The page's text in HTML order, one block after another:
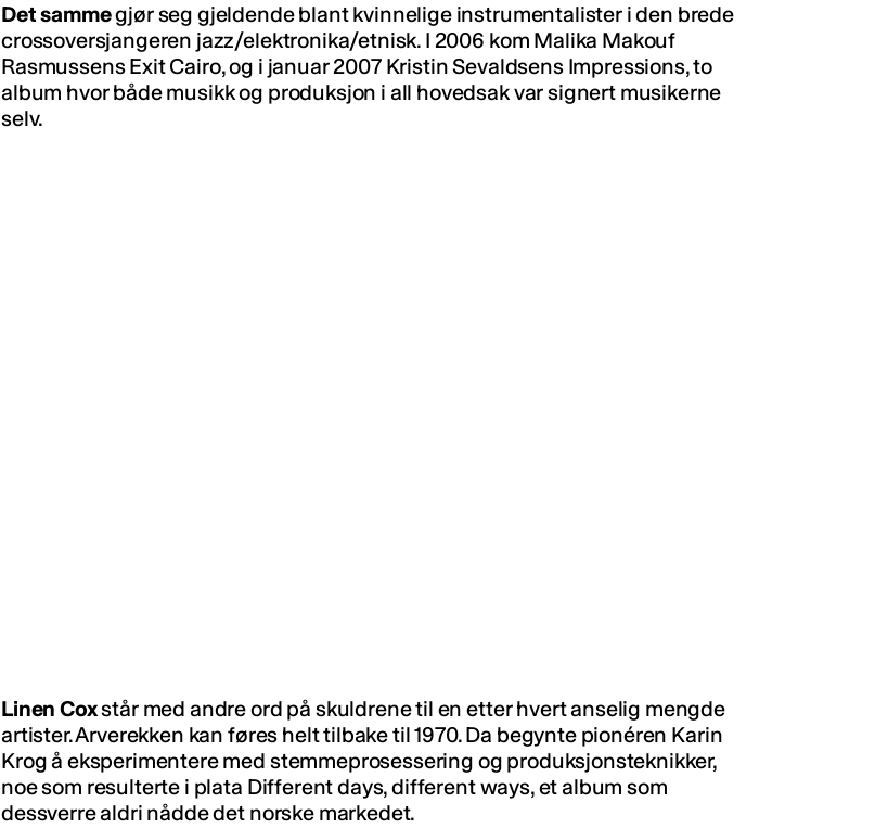
Det sammegjør seg gjeldende blant kvinnelige instrumentalister i den brede
crossoversjangeren jazz/elektronika/etnisk. I 2006 kom Malika Makouf
Rasmussens Exit Cairo, og i januar 2007 Kristin Sevaldsens Impressions, to
album hvor både musikk og produksjon i all hovedsak var signert musikerne
selv.
Linen Coxstår med andre ord på skuldrene til en etter hvert anselig mengde
artister. Arverekken kan føres helt tilbake til 1970. Da begynte pionéren Karin
Krog å eksperimentere med stemmeprosessering og produksjonsteknikker,
noe som resulterte i plata Different days, different ways, et album som
dessverre aldri nådde det norske markedet.